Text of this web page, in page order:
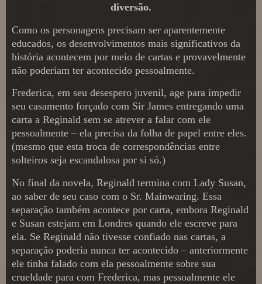
diversão.
Como os personagens precisam ser aparentemente
educados, os desenvolvimentos mais significativos da
história acontecem por meio de cartas e provavelmente
não poderiam ter acontecido pessoalmente.
Frederica, em seu desespero juvenil, age para impedir
seu casamento forçado com Sir James entregando uma
carta a Reginald sem se atrever a falar com ele
pessoalmente – ela precisa da folha de papel entre eles.
(mesmo que esta troca de correspondências entre
solteiros seja escandalosa por si só.)
No final da novela, Reginald termina com Lady Susan,
ao saber de seu caso com o Sr. Mainwaring. Essa
separação também acontece por carta, embora Reginald
e Susan estejam em Londres quando ele escreve para
ela. Se Reginald não tivesse confiado nas cartas, a
separação poderia nunca ter acontecido – anteriormente
ele tinha falado com ela pessoalmente sobre sua
crueldade para com Frederica, mas pessoalmente ele